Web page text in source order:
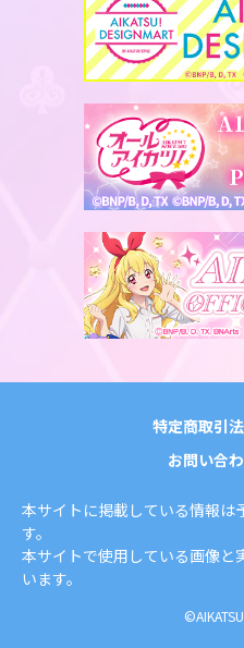
特定商取引
お問い合
本サイトに掲載している情報は
す。
本サイトで使用している画像と
います。